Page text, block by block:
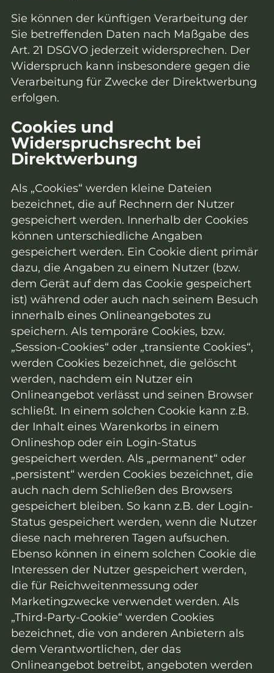
Sie können der künftigen Verarbeitung der
Sie betreffenden Daten nach Maßgabe des
Art. 21 DSGVO jederzeit widersprechen. Der
Widerspruch kann insbesondere gegen die
Verarbeitung für Zwecke der Direktwerbung
erfolgen.
Cookies und
Widerspruchsrecht bei
Direktwerbung
Als „Cookies“ werden kleine Dateien
bezeichnet, die auf Rechnern der Nutzer
gespeichert werden. Innerhalb der Cookies
können unterschiedliche Angaben
gespeichert werden. Ein Cookie dient primär
dazu, die Angaben zu einem Nutzer (bzw.
dem Gerät auf dem das Cookie gespeichert
ist) während oder auch nach seinem Besuch
innerhalb eines Onlineangebotes zu
speichern. Als temporäre Cookies, bzw.
„Session-Cookies“ oder „transiente Cookies“,
werden Cookies bezeichnet, die gelöscht
werden, nachdem ein Nutzer ein
Onlineangebot verlässt und seinen Browser
schließt. In einem solchen Cookie kann z.B.
der Inhalt eines Warenkorbs in einem
Onlineshop oder ein Login-Status
gespeichert werden. Als „permanent“ oder
„persistent“ werden Cookies bezeichnet, die
auch nach dem Schließen des Browsers
gespeichert bleiben. So kann z.B. der Login-
Status gespeichert werden, wenn die Nutzer
diese nach mehreren Tagen aufsuchen.
Ebenso können in einem solchen Cookie die
Interessen der Nutzer gespeichert werden,
die für Reichweitenmessung oder
Marketingzwecke verwendet werden. Als
„Third-Party-Cookie“ werden Cookies
bezeichnet, die von anderen Anbietern als
dem Verantwortlichen, der das
Onlineangebot betreibt, angeboten werden